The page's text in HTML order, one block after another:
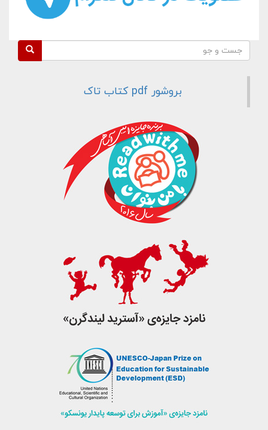
فرم جستجو
بروشور pdf کتاب تاک